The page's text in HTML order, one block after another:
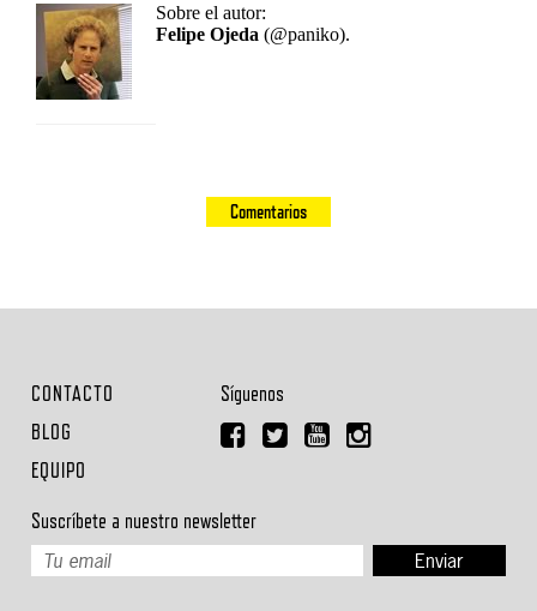
Sobre el autor:
Felipe Ojeda (@paniko).
Comentarios
CONTACTO
BLOG
EQUIPO
Síguenos
Suscríbete a nuestro newsletter